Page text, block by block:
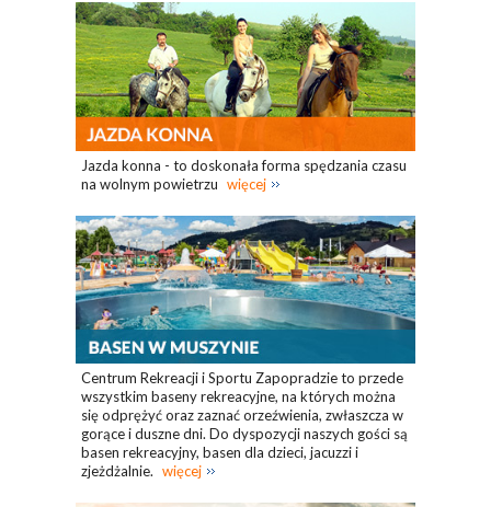
Jazda konna - to doskonała forma spędzania czasu
na wolnym powietrzu więcej
Centrum Rekreacji i Sportu Zapopradzie to przede
wszystkim baseny rekreacyjne, na których można
się odprężyć oraz zaznać orzeźwienia, zwłaszcza w
gorące i duszne dni. Do dyspozycji naszych gości są
basen rekreacyjny, basen dla dzieci, jacuzzi i
zjeżdżalnie. więcej